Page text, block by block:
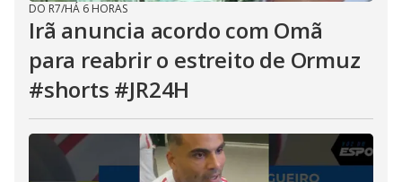
DO R7/HÁ 6 HORAS
Irã anuncia acordo com Omã
para reabrir o estreito de Ormuz
#shorts #JR24H